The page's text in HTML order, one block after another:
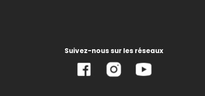
Suivez-nous sur les réseaux